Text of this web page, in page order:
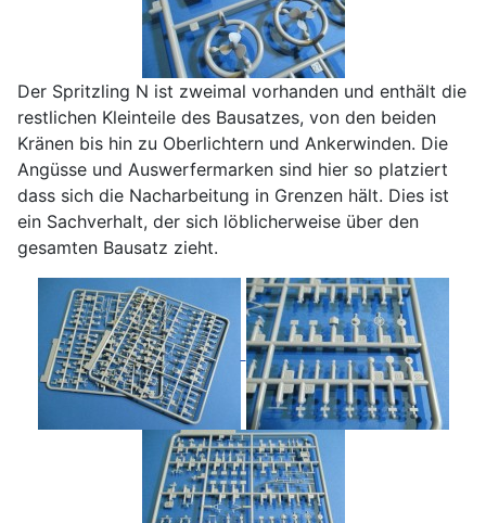
Der Spritzling N ist zweimal vorhanden und enthält die
restlichen Kleinteile des Bausatzes, von den beiden
Kränen bis hin zu Oberlichtern und Ankerwinden. Die
Angüsse und Auswerfermarken sind hier so platziert
dass sich die Nacharbeitung in Grenzen hält. Dies ist
ein Sachverhalt, der sich löblicherweise über den
gesamten Bausatz zieht.